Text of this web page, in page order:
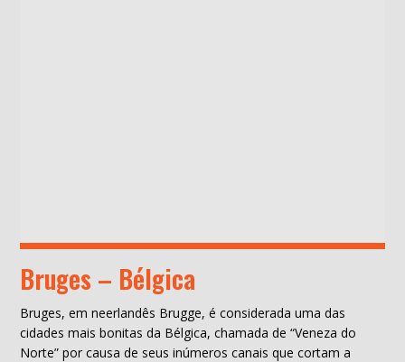
Bruges – Bélgica
Bruges, em neerlandês Brugge, é considerada uma das
cidades mais bonitas da Bélgica, chamada de “Veneza do
Norte” por causa de seus inúmeros canais que cortam a